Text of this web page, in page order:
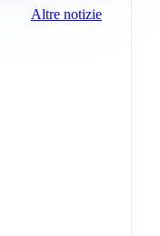
Altre notizie